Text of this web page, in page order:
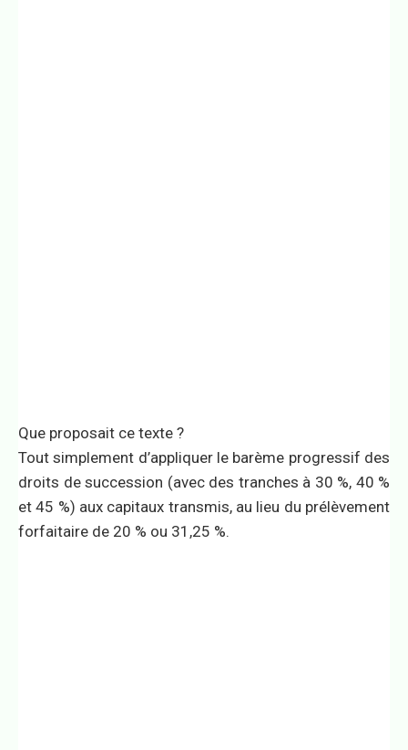
Que proposait ce texte ?
Tout simplement d’appliquer le barème progressif des
droits de succession (avec des tranches à 30 %, 40 %
et 45 %) aux capitaux transmis, au lieu du prélèvement
forfaitaire de 20 % ou 31,25 %.